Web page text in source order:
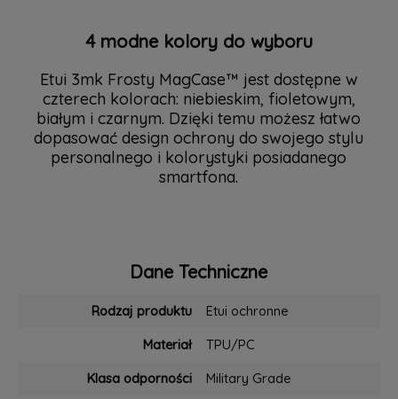
4 modne kolory do wyboru
Etui 3mk Frosty MagCase™ jest dostępne w
czterech kolorach: niebieskim, fioletowym,
białym i czarnym. Dzięki temu możesz łatwo
dopasować design ochrony do swojego stylu
personalnego i kolorystyki posiadanego
smartfona.
Dane Techniczne
Rodzaj produktu
Etui ochronne
Materiał
TPU/PC
Klasa odporności
Military Grade